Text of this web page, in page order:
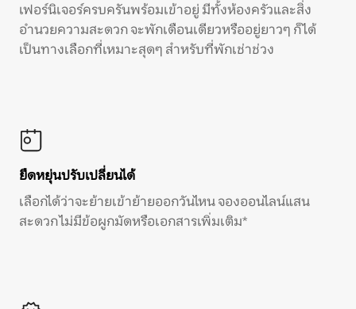
เฟอร์นิเจอร์ครบครันพร้อมเข้าอยู่ มีทั้งห้องครัวและสิ่ง
อำนวยความสะดวก จะพักเดือนเดียวหรืออยู่ยาวๆ ก็ได้
เป็นทางเลือกที่เหมาะสุดๆ สำหรับที่พักเช่าช่วง
ยืดหยุ่นปรับเปลี่ยนได้
เลือกได้ว่าจะย้ายเข้าย้ายออกวันไหน จองออนไลน์แสน
สะดวก ไม่มีข้อผูกมัดหรือเอกสารเพิ่มเติม*